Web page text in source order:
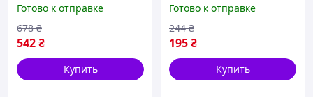
Готово к отправке
542₴
678 ₴
Купить
Ritar 4.0x150 мм белые
набор 100 шт
термостойкие buzyna
Готово к отправке
195₴
244 ₴
Купить